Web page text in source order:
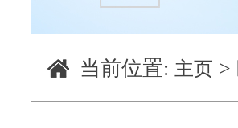
当前位置: 主页 >